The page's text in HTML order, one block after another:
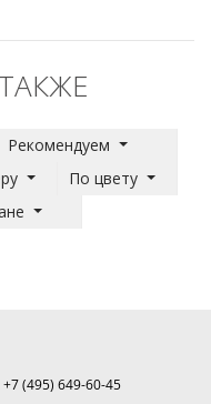
Рекомендуем
По цвету
+7 (495) 649-60-45